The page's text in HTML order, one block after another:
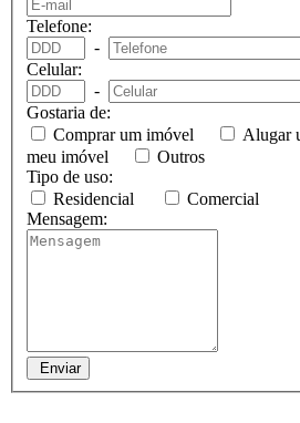
Telefone:
-
Celular:
-
Gostaria de:
Comprar um imóvel
Alugar
meu imóvel
Outros
Tipo de uso:
Residencial
Comercial
Mensagem:
Enviar